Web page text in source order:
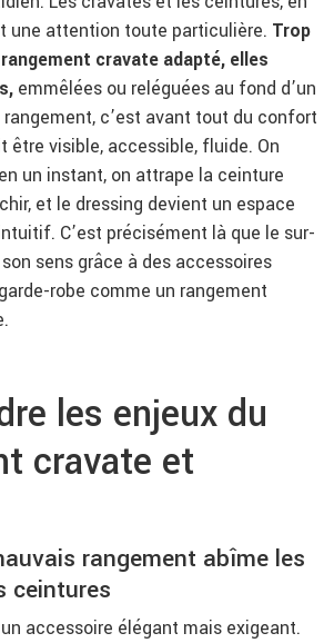
une attention toute particulière. Trop
cravate adapté, elles
emmêlées ou reléguées au fond d’un
c’est avant tout du confort
être visible, accessible, fluide. On
un instant, on attrape la ceinture
et le dressing devient un espace
C’est précisément là que le sur-
sens grâce à des accessoires
robe comme un rangement
les enjeux du
cravate et
rangement abîme les
ceintures
accessoire élégant mais exigeant.